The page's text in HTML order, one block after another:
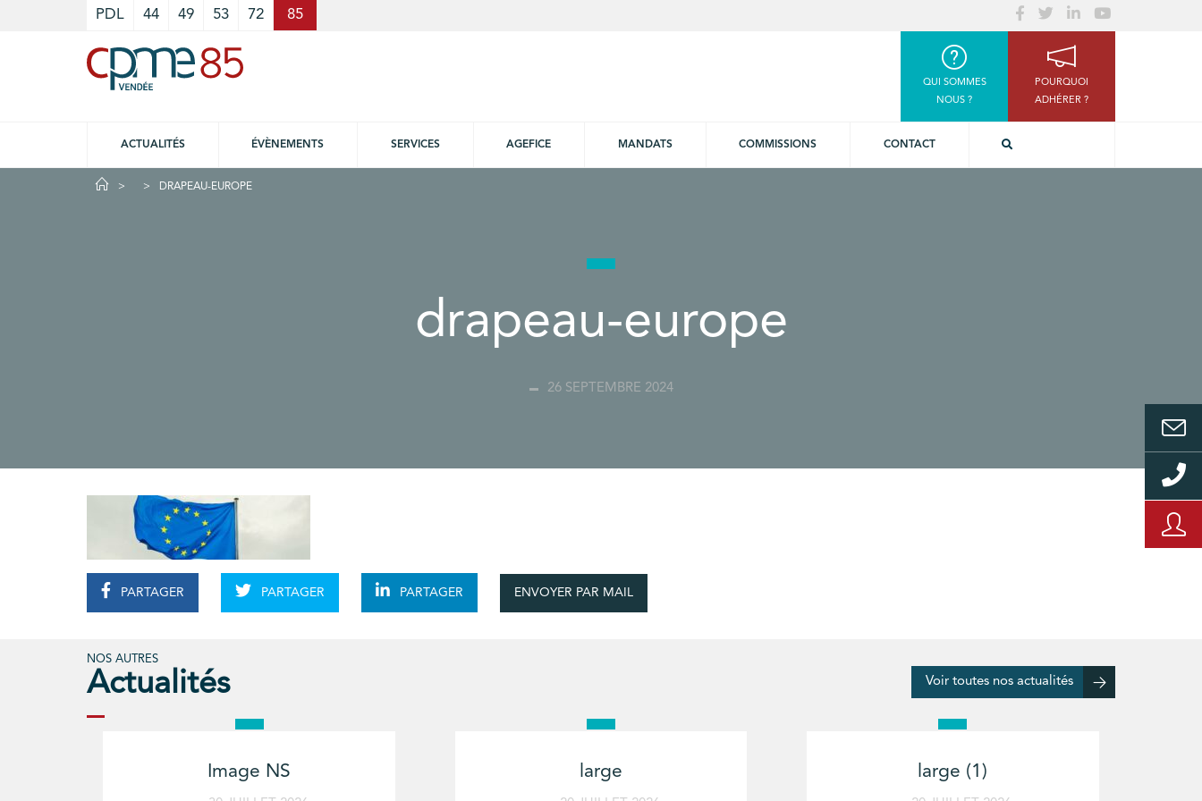
PDL 44 49 53 72 85
QUI SOMMES
NOUS ?
POURQUOI
ADHÉRER ?
ACTUALITÉS ÉVÈNEMENTS SERVICES AGEFICE MANDATS COMMISSIONS CONTACT
DRAPEAU-EUROPE
drapeau-europe
26 SEPTEMBRE 2024
PARTAGER PARTAGER PARTAGER ENVOYER PAR MAIL
NOS AUTRES
Actualités Voir toutes nos actualités
Image NS large large (1)
Cookies management panel